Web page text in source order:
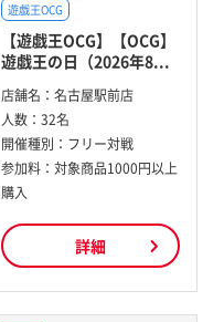
遊戯王OCG
【遊戯王OCG】【OCG】
遊戯王の日（2026年8...
店舗名： 名古屋駅前店
人数： 32名
開催種別： フリー対戦
参加料： 対象商品1000円以上
購入
詳細